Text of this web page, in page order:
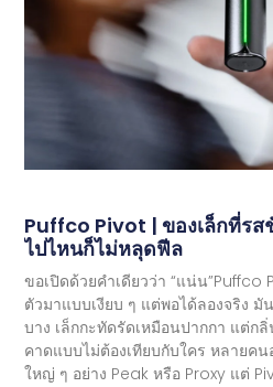
Puffco Pivot | ของเล็กที่ร
ไปไหนก็ไม่หลุดฟีล
ขอเปิดด้วยคำเดียวว่า “แน่น
ตัวมาแบบเงียบ ๆ แต่พอได้ลองจริง
บาง เล็กกะทัดรัดเหมือนปากกา แต่ก
คาดแบบไม่ต้องเทียบกับใคร หลายค
ใหญ่ ๆ อย่าง Peak หรือ Proxy แต่